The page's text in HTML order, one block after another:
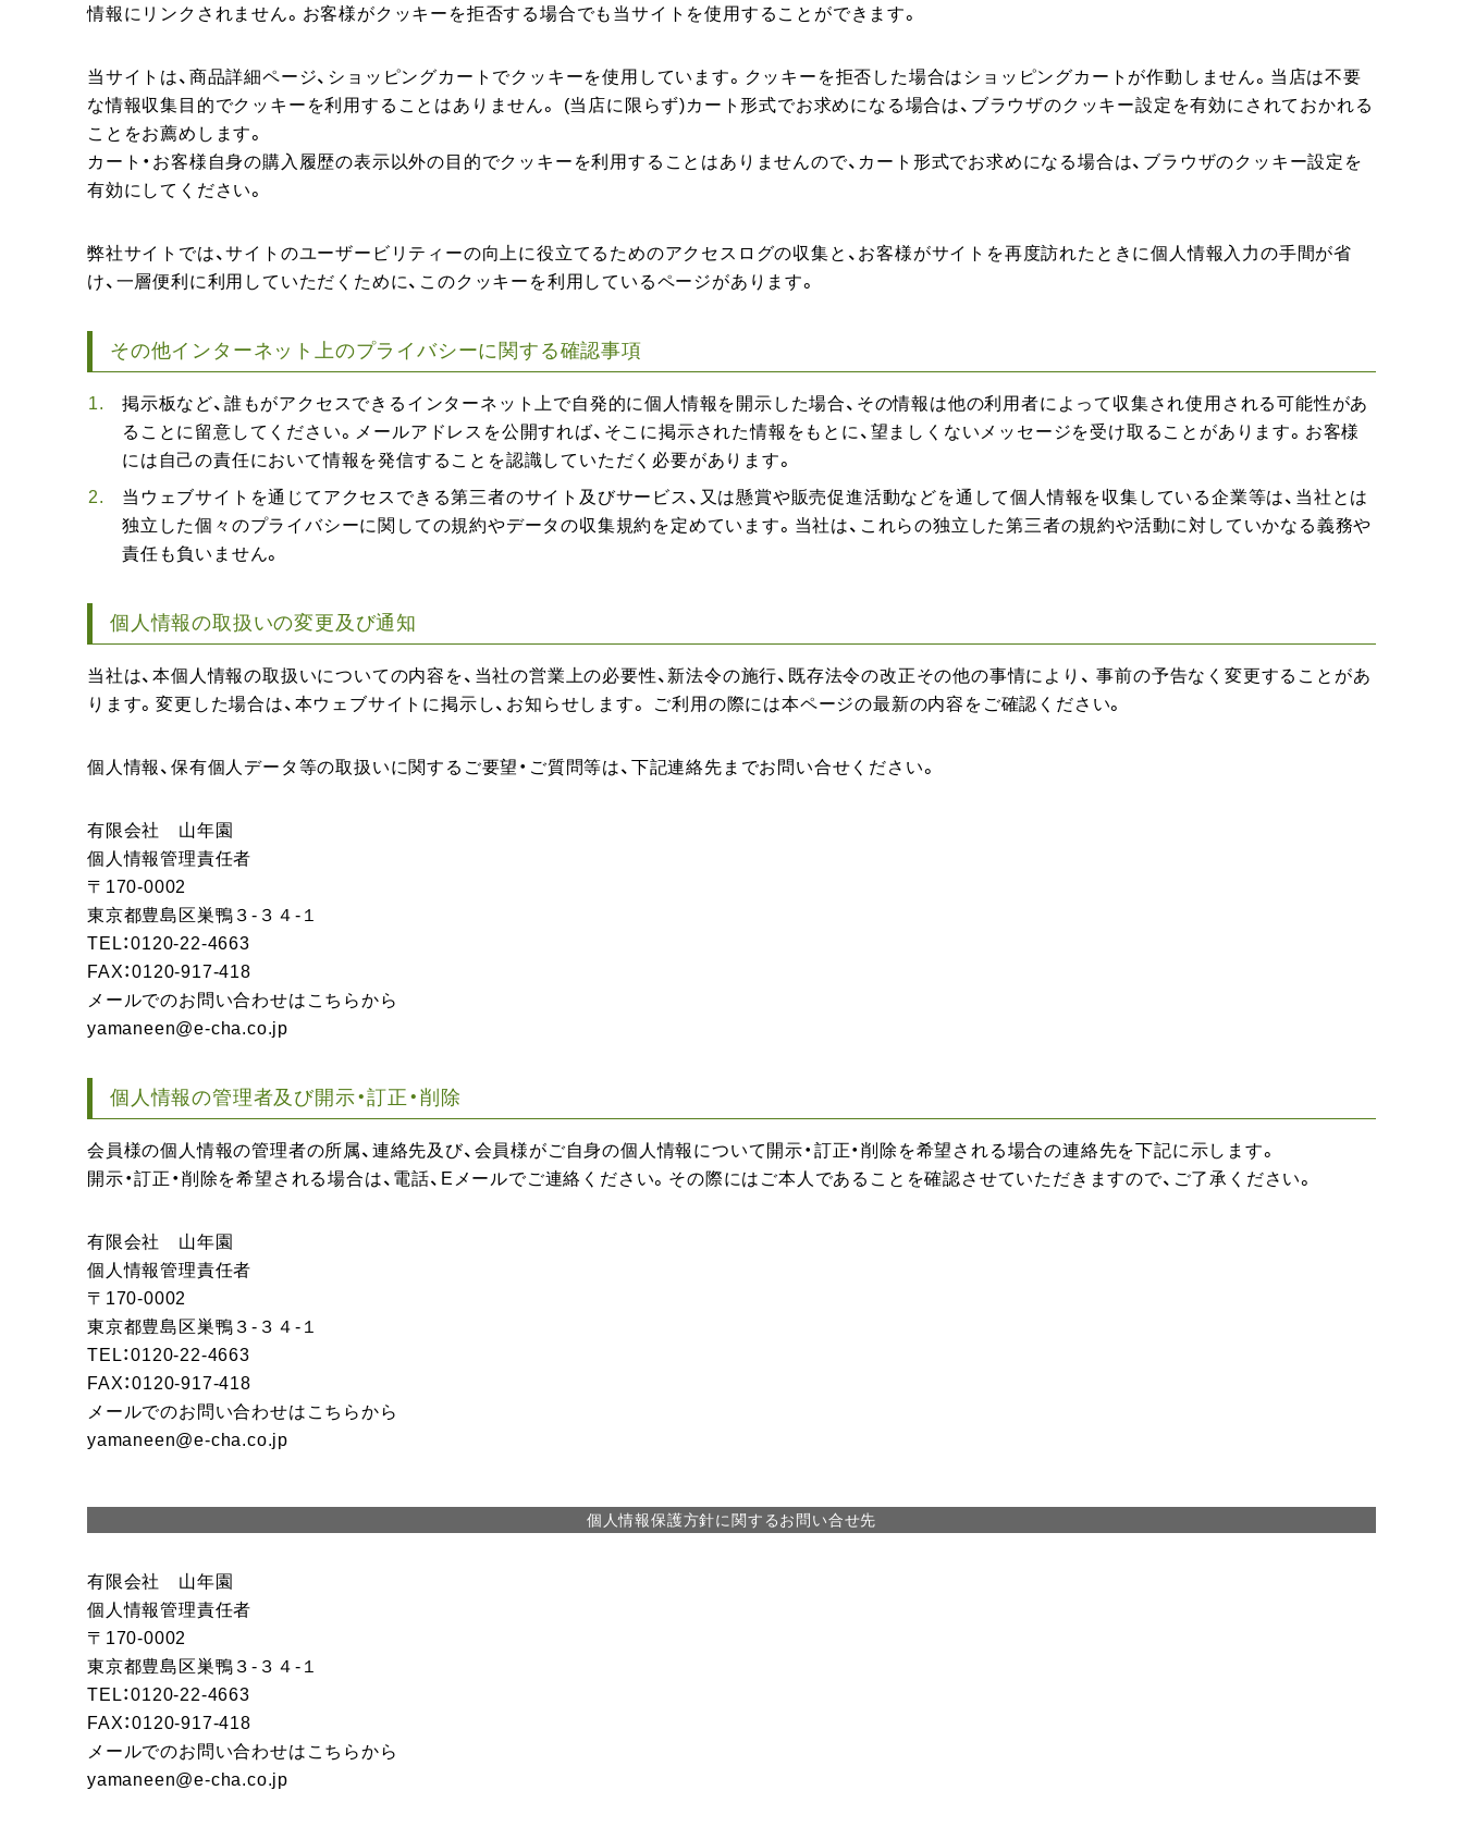
情報にリンクされません。お客様がクッキーを拒否する場合でも当サイトを使用することができます。
当サイトは、商品詳細ページ、ショッピングカートでクッキーを使用しています。クッキーを拒否した場合はショッピングカートが作動しません。当店は不要
な情報収集目的でクッキーを利用することはありません。 (当店に限らず)カート形式でお求めになる場合は、ブラウザのクッキー設定を有効にされておかれる
ことをお薦めします。
カート・お客様自身の購入履歴の表示以外の目的でクッキーを利用することはありませんので、カート形式でお求めになる場合は、ブラウザのクッキー設定を
有効にしてください。
弊社サイトでは、サイトのユーザービリティーの向上に役立てるためのアクセスログの収集と、お客様がサイトを再度訪れたときに個人情報入力の手間が省
け、一層便利に利用していただくために、このクッキーを利用しているページがあります。
その他インターネット上のプライバシーに関する確認事項
掲示板など、誰もがアクセスできるインターネット上で自発的に個人情報を開示した場合、その情報は他の利用者によって収集され使用される可能性があ
ることに留意してください。メールアドレスを公開すれば、そこに掲示された情報をもとに、望ましくないメッセージを受け取ることがあります。お客様
には自己の責任において情報を発信することを認識していただく必要があります。
当ウェブサイトを通じてアクセスできる第三者のサイト及びサービス、又は懸賞や販売促進活動などを通して個人情報を収集している企業等は、当社とは
独立した個々のプライバシーに関しての規約やデータの収集規約を定めています。当社は、これらの独立した第三者の規約や活動に対していかなる義務や
責任も負いません。
個人情報の取扱いの変更及び通知
当社は、本個人情報の取扱いについての内容を、当社の営業上の必要性、新法令の施行、既存法令の改正その他の事情により、 事前の予告なく変更することがあ
ります。変更した場合は、本ウェブサイトに掲示し、お知らせします。 ご利用の際には本ページの最新の内容をご確認ください。
個人情報、保有個人データ等の取扱いに関するご要望・ご質問等は、下記連絡先までお問い合せください。
有限会社 山年園
個人情報管理責任者
170-0002
東京都豊島区巣鴨３-３４-１
TEL：0120-22-4663
FAX：0120-917-418
メールでのお問い合わせはこちらから
yamaneen@e-cha.co.jp
個人情報の管理者及び開示・訂正・削除
会員様の個人情報の管理者の所属、連絡先及び、会員様がご自身の個人情報について開示・訂正・削除を希望される場合の連絡先を下記に示します。
開示・訂正・削除を希望される場合は、電話、Eメールでご連絡ください。その際にはご本人であることを確認させていただきますので、ご了承ください。
有限会社 山年園
個人情報管理責任者
170-0002
東京都豊島区巣鴨３-３４-１
TEL：0120-22-4663
FAX：0120-917-418
メールでのお問い合わせはこちらから
yamaneen@e-cha.co.jp
個人情報保護方針に関するお問い合せ先
有限会社 山年園
個人情報管理責任者
170-0002
東京都豊島区巣鴨３-３４-１
TEL：0120-22-4663
FAX：0120-917-418
メールでのお問い合わせはこちらから
yamaneen@e-cha.co.jp